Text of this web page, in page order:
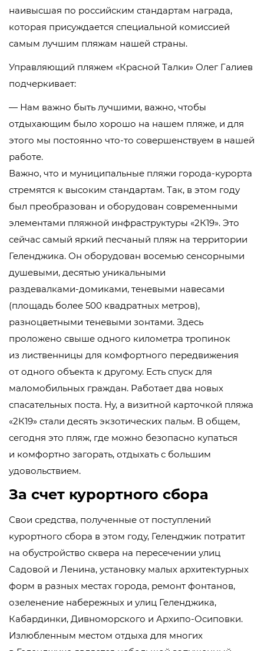
наивысшая по российским стандартам награда,
которая присуждается специальной комиссией
самым лучшим пляжам нашей страны.
Управляющий пляжем «Красной Талки» Олег Галиев
подчеркивает:
— Нам важно быть лучшими, важно, чтобы
отдыхающим было хорошо на нашем пляже, и для
этого мы постоянно что-то совершенствуем в нашей
работе.
Важно, что и муниципальные пляжи города-курорта
стремятся к высоким стандартам. Так, в этом году
был преобразован и оборудован современными
элементами пляжной инфраструктуры «2К19». Это
сейчас самый яркий песчаный пляж на территории
Геленджика. Он оборудован восемью сенсорными
душевыми, десятью уникальными
раздевалками-домиками, теневыми навесами
(площадь более 500 квадратных метров),
разноцветными теневыми зонтами. Здесь
проложено свыше одного километра тропинок
из лиственницы для комфортного передвижения
от одного объекта к другому. Есть спуск для
маломобильных граждан. Работает два новых
спасательных поста. Ну, а визитной карточкой пляжа
«2К19» стали десять экзотических пальм. В общем,
сегодня это пляж, где можно безопасно купаться
и комфортно загорать, отдыхать с большим
удовольствием.
За счет курортного сбора
Свои средства, полученные от поступлений
курортного сбора в этом году, Геленджик потратит
на обустройство сквера на пересечении улиц
Садовой и Ленина, установку малых архитектурных
форм в разных местах города, ремонт фонтанов,
озеленение набережных и улиц Геленджика,
Кабардинки, Дивноморского и Архипо-Осиповки.
Излюбленным местом отдыха для многих